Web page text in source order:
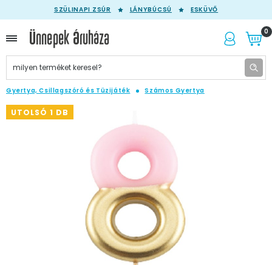
SZÜLINAPI ZSÚR LÁNYBÚCSÚ ESKÜVŐ
0
Gyertya, Csillagszóró és Tüzijáték Számos Gyertya
UTOLSÓ 1 DB